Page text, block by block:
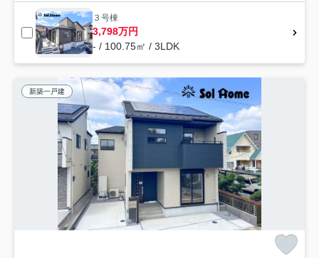
３号棟
3,798万円
- / 100.75㎡ / 3LDK
新築一戸建